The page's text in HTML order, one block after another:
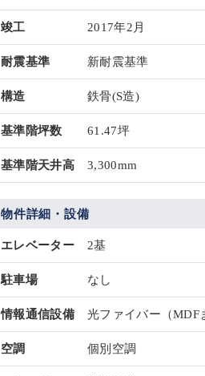
竣工 2017年2月
耐震基準 新耐震基準
構造 鉄骨(S造)
基準階坪数 61.47坪
基準階天井高 3,300mm
物件詳細・設備
エレベーター 2基
駐車場 なし
情報通信設備 光ファイバー（MDF
空調 個別空調